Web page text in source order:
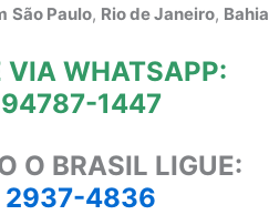
São Paulo, Rio de Janeiro, Bahia
VIA WHATSAPP:
94787-1447
O BRASIL LIGUE:
2937-4836